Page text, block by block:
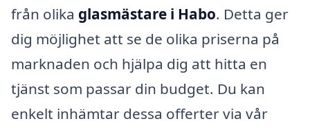
från olika glasmästare i Habo. Detta ger
dig möjlighet att se de olika priserna på
marknaden och hjälpa dig att hitta en
tjänst som passar din budget. Du kan
enkelt inhämtar dessa offerter via vår